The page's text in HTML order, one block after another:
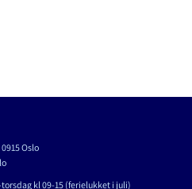
Oslo
kl 09-15 (ferielukket i juli)